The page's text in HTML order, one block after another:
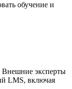
обучение и
Внешние эксперты
LMS, включая